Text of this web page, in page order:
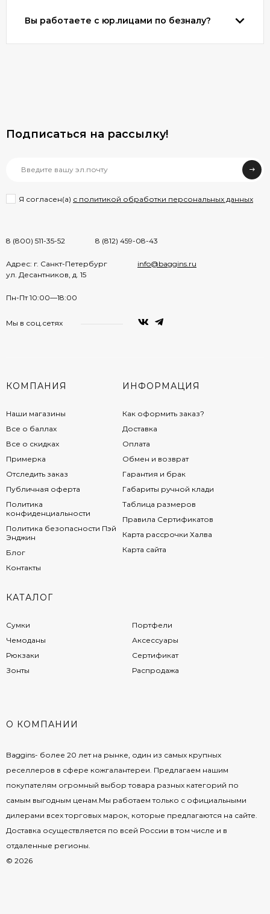
Вы работаете с юр.лицами по безналу?
Подписаться на рассылкy!
Я согласен(a) с политикой обработки персональных данных
8 (800) 511-35-52 8 (812) 459-08-43
Адрес: г. Санкт-Петербург
ул. Десантников, д. 15
info@baggins.ru
Пн-Пт 10:00—18:00
Мы в соц.сетях
КОМПАНИЯ
Наши магазины
Все о баллах
Все о скидках
Примерка
Отследить заказ
Публичная оферта
Политика
конфиденциальности
Политика безопасности Пэй
Энджин
Блог
Контакты
ИНФОРМАЦИЯ
Как оформить заказ?
Доставка
Оплата
Обмен и возврат
Гарантия и брак
Габариты ручной клади
Таблица размеров
Правила Сертификатов
Карта рассрочки Халва
Карта сайта
КАТАЛОГ
Сумки
Чемоданы
Рюкзаки
Зонты
Портфели
Аксессуары
Сертификат
Распродажа
О КОМПАНИИ
Baggins- более 20 лет на рынке, один из самых крупных
реселлеров в сфере кожгалантереи. Предлагаем нашим
покупателям огромный выбор товара разных категорий по
самым выгодным ценам.Мы работаем только с официальными
дилерами всех торговых марок, которые предлагаются на сайте.
Доставка осуществляется по всей России в том числе и в
отдаленные регионы.
© 2026